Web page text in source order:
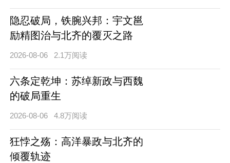
隐忍破局，铁腕兴邦：宇文邕
励精图治与北齐的覆灭之路
2026-08-06 2.1万阅读
六条定乾坤：苏绰新政与西魏
的破局重生
2026-08-06 4.8万阅读
狂悖之殇：高洋暴政与北齐的
倾覆轨迹